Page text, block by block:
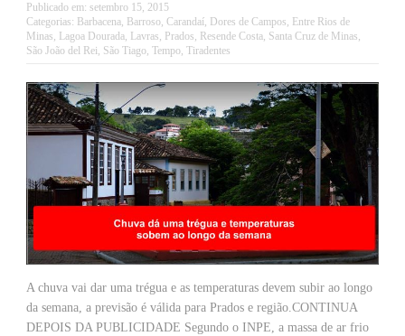
Publicado em: setembro 15, 2015
Categorias: Barbacena, Barroso, Carandaí, Dores de Campos, Entre Rios de
Minas, Lagoa Dourada, Lavras, Prados, Resende Costa, Santa Cruz de Minas,
São João del Rei, São Tiago, Tempo, Tiradentes
A chuva vai dar uma trégua e as temperaturas devem subir ao longo
da semana, a previsão é válida para Prados e região.CONTINUA
DEPOIS DA PUBLICIDADE Segundo o INPE, a massa de ar frio